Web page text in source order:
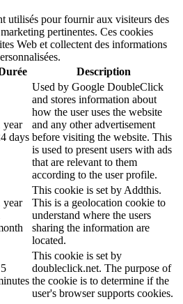
utilisés pour fournir aux visiteurs des
pertinentes. Ces cookies
Web et collectent des informations
Description
year
days
Used by Google DoubleClick
and stores information about
how the user uses the website
and any other advertisement
before visiting the website. This
is used to present users with ads
that are relevant to them
according to the user profile.
year
This cookie is set by Addthis.
This is a geolocation cookie to
understand where the users
sharing the information are
located.
This cookie is set by
doubleclick.net. The purpose of
the cookie is to determine if the
user's browser supports cookies.